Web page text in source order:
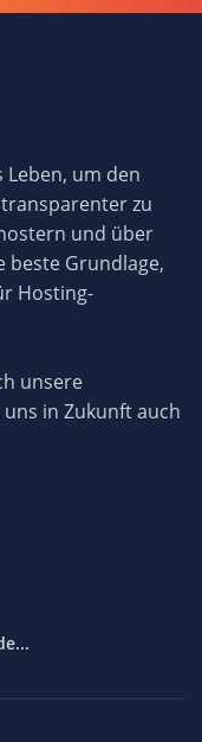
Leben, um den
zu
und über
beste Grundlage,
Hosting-
unsere
in Zukunft auch